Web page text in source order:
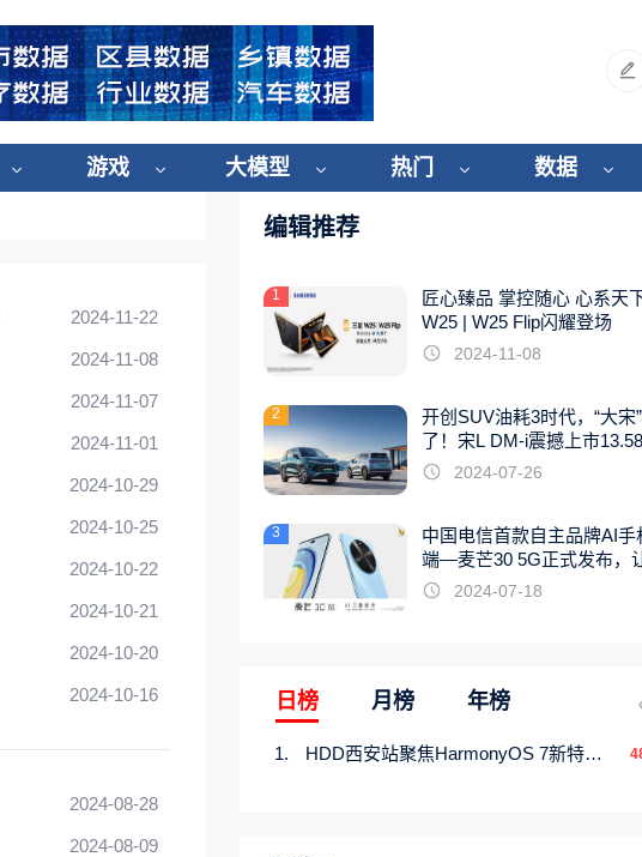
游戏 大模型 热门 数据
2024-11-22
2024-11-08
2024-11-07
2024-11-01
2024-10-29
2024-10-25
2024-10-22
2024-10-21
2024-10-20
2024-10-16
2024-08-28
2024-08-09
编辑推荐
1
匠心臻品 掌控随心 心系天
W25 | W25 Flip闪耀登场
2024-11-08
2
开创SUV油耗3时代，“大宋
了！宋L DM-i震撼上市
起
2024-07-26
3
中国电信首款自主品牌AI手
端—麦芒30 5G正式发布，
触手可及2024-07-18
日榜 月榜 年榜
HDD西安站聚焦HarmonyOS 7新特性，解锁从互联到智能的应用开发新范式